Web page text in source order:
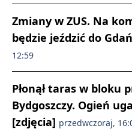
Zmiany w ZUS. Na
będzie jeździć do
12:59
Płonął taras w bloku
Bydgoszczy. Ogień
[zdjęcia] przedwczoraj,